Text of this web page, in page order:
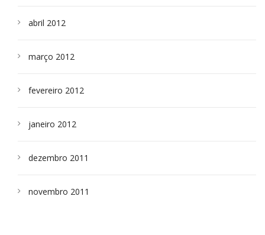
abril 2012
março 2012
fevereiro 2012
janeiro 2012
dezembro 2011
novembro 2011